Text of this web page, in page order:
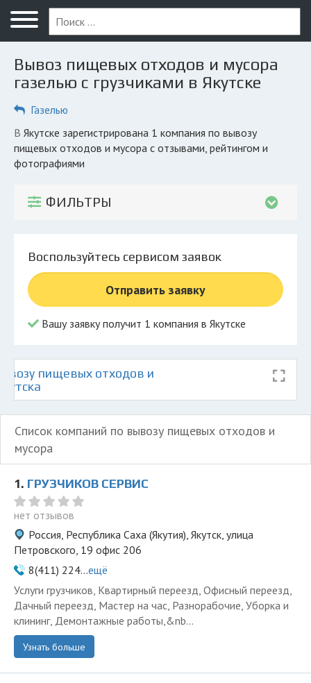
Меню
Главная
Вопрос юристу
Компании
КОМПАНИЯМ
© 2026 Все права защищены
Вывоз пищевых отходов и мусора
газелью с грузчиками в Якутске
Газелью
в Якутске зарегистрирована 1 компания по вывозу
пищевых отходов и мусора с отзывами, рейтингом и
фотографиями
ФИЛЬТРЫ
Воспользуйтесь сервисом заявок
Отправить заявку
Вашу заявку получит 1 компания в Якутске
пищевых отходов и
Список компаний по вывозу пищевых отходов и
мусора
1. ГРУЗЧИКОВ СЕРВИС
нет отзывов
Россия, Республика Саха (Якутия), Якутск, улица
Петровского, 19 офис 206
8(411) 224...ещё
Услуги грузчиков, Квартирный переезд, Офисный переезд,
Дачный переезд, Мастер на час, Разнорабочие, Уборка и
клининг, Демонтажные работы,&nb...
Узнать больше